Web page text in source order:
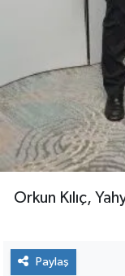
Orkun Kılıç,
Paylaş